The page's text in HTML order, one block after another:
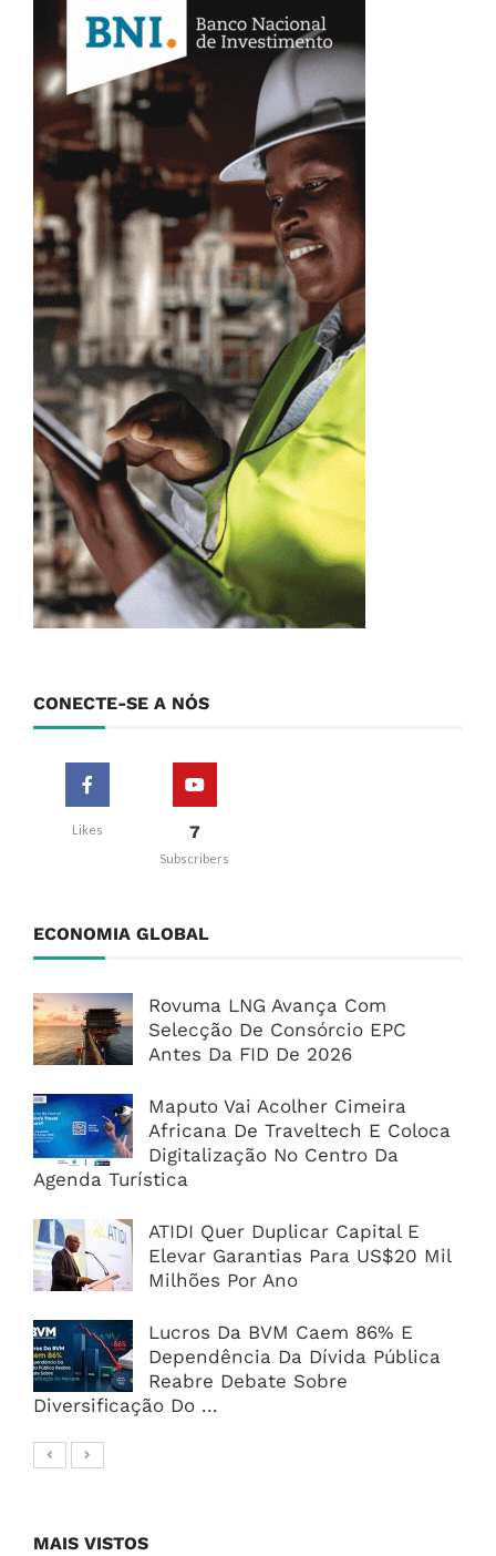
CONECTE-SE A NÓS
Likes 7
Subscribers
ECONOMIA GLOBAL
Rovuma LNG Avança Com
Selecção De Consórcio EPC
Antes Da FID De 2026
Maputo Vai Acolher Cimeira
Africana De Traveltech E Coloca
Digitalização No Centro Da
Agenda Turística
ATIDI Quer Duplicar Capital E
Elevar Garantias Para US$20 Mil
Milhões Por Ano
Lucros Da BVM Caem 86% E
Dependência Da Dívida Pública
Reabre Debate Sobre
Diversificação Do ...
MAIS VISTOS